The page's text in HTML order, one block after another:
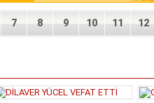
7 8 9 10 11 12